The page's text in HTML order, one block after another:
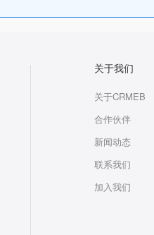
关于我们
关于CRMEB
合作伙伴
新闻动态
联系我们
加入我们